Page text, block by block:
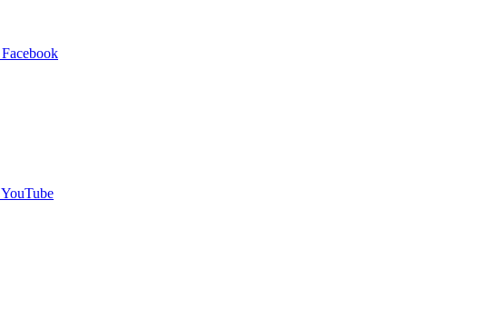
Facebook
YouTube